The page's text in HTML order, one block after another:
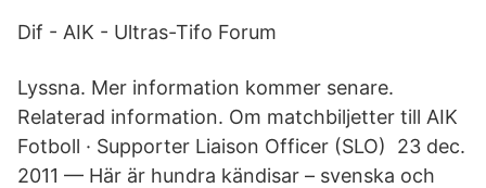
Dif - AIK - Ultras-Tifo Forum
Lyssna. Mer information kommer senare.
Relaterad information. Om matchbiljetter till AIK
Fotboll · Supporter Liaison Officer (SLO) 23 dec.
2011 — Här är hundra kändisar – svenska och